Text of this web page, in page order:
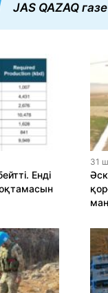
JAS QAZAQ
Енді
31